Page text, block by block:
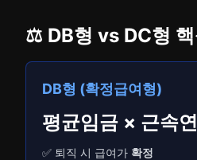
⚖️ DB형 vs DC형
DB형 (확정급여형)
평균임금 × 근속
✅ 퇴직 시 급여가 확정